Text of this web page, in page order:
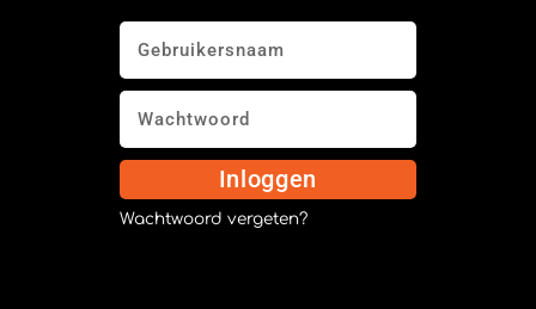
Inloggen
Wachtwoord vergeten?